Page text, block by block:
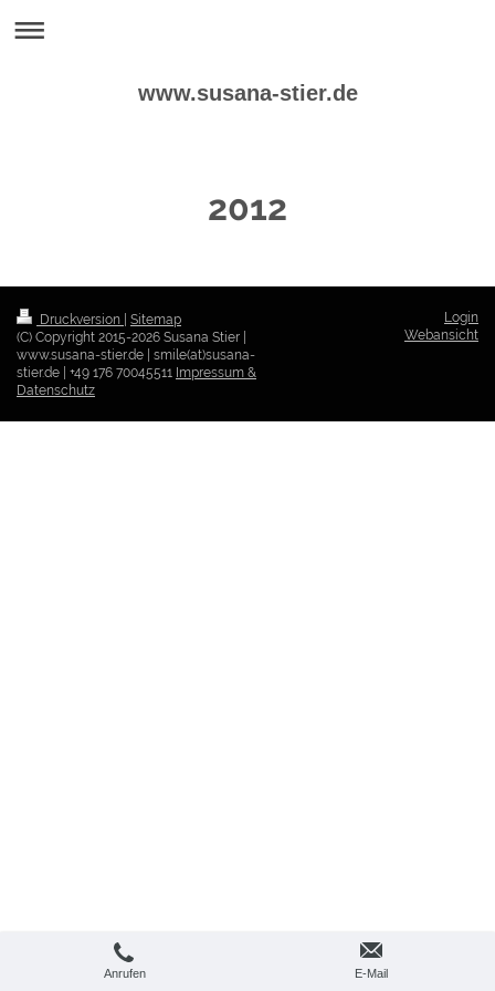
www.susana-stier.de
2012
Druckversion
Sitemap
(C) Copyright 2015-2026 Susana Stier |
www.susana-stier.de | smile(at)susana-
stier.de | +49 176 70045511 Impressum &
Datenschutz
Login
Webansicht
Anrufen E-Mail